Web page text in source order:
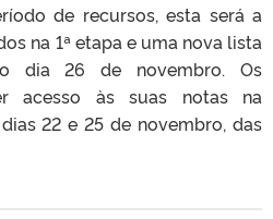
de recursos, esta será a
na 1ª etapa e uma nova lista
dia 26 de novembro. Os
acesso às suas notas na
22 e 25 de novembro, das